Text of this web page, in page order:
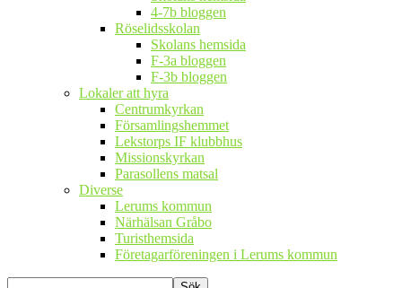
4-7b bloggen
Röselidsskolan
Skolans hemsida
F-3a bloggen
F-3b bloggen
Lokaler att hyra
Centrumkyrkan
Församlingshemmet
Lekstorps IF klubbhus
Missionskyrkan
Parasollens matsal
Diverse
Lerums kommun
Närhälsan Gråbo
Turisthemsida
Företagarföreningen i Lerums kommun